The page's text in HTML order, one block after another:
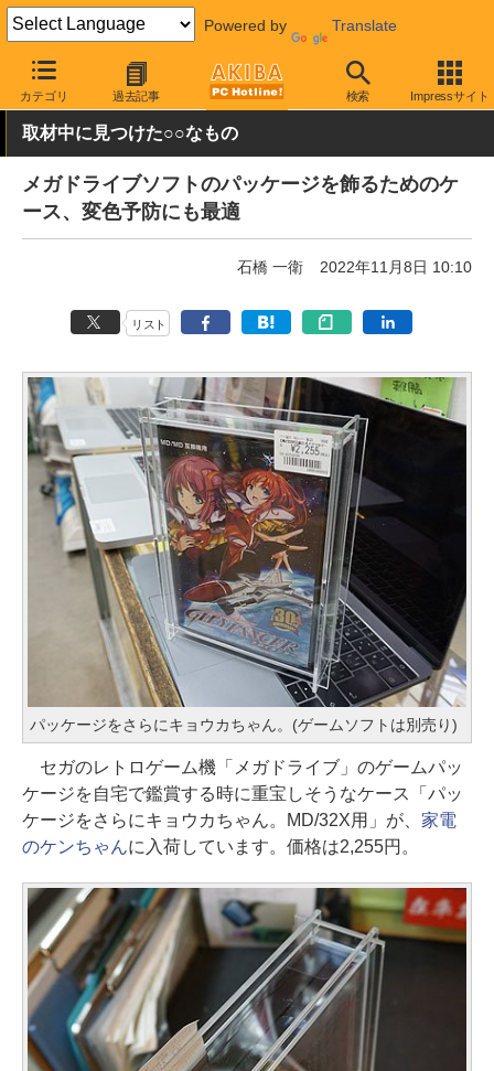
Powered by Translate
カテゴリ 過去記事 検索 Impressサイト
AKIBA PC Hotline! ガジェット ゲーム機関連
取材中に見つけた○○なもの
メガドライブソフトのパッケージを飾るためのケ
ース、変色予防にも最適
石橋 一衛 2022年11月8日 10:10
リスト
パッケージをさらにキョウカちゃん。(ゲームソフトは別売り)
セガのレトロゲーム機「メガドライブ」のゲームパッ
ケージを自宅で鑑賞する時に重宝しそうなケース「パッ
ケージをさらにキョウカちゃん。MD/32X用」が、 家電
のケンちゃんに入荷しています。価格は2,255円。